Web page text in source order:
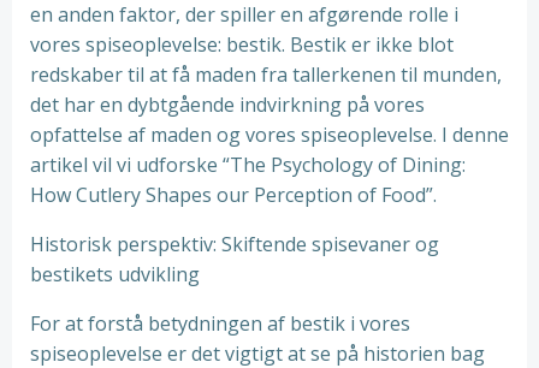
en anden faktor, der spiller en afgørende rolle i
vores spiseoplevelse: bestik. Bestik er ikke blot
redskaber til at få maden fra tallerkenen til munden,
det har en dybtgående indvirkning på vores
opfattelse af maden og vores spiseoplevelse. I denne
artikel vil vi udforske “The Psychology of Dining:
How Cutlery Shapes our Perception of Food”.
Historisk perspektiv: Skiftende spisevaner og
bestikets udvikling
For at forstå betydningen af bestik i vores
spiseoplevelse er det vigtigt at se på historien bag